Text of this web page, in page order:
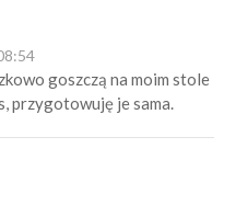
goszczą na moim stole
przygotowuję je sama.